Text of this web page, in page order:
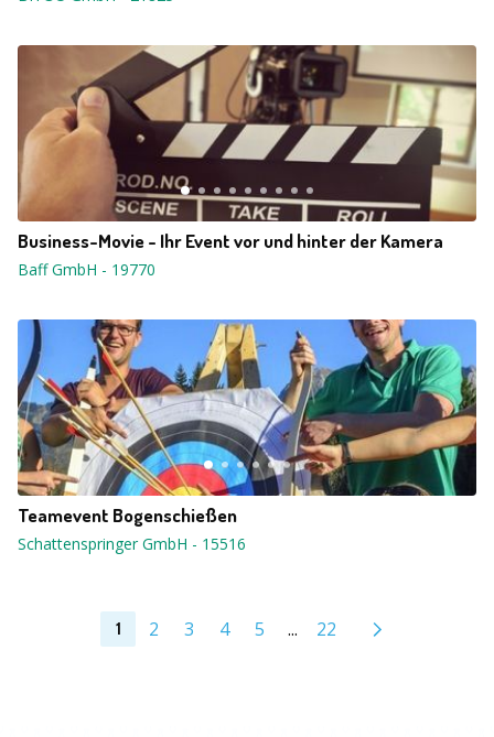
Business-Movie - Ihr Event vor und hinter der Kamera
Baff GmbH - 19770
Teamevent Bogenschießen
Schattenspringer GmbH - 15516
1 2 3 4 5 ... 22